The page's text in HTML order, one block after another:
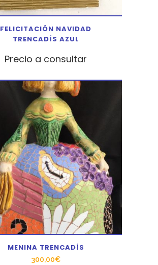
FELICITACIÓN NAVIDAD
TRENCADÍS AZUL
Precio a consultar
MENINA TRENCADÍS
300,00€